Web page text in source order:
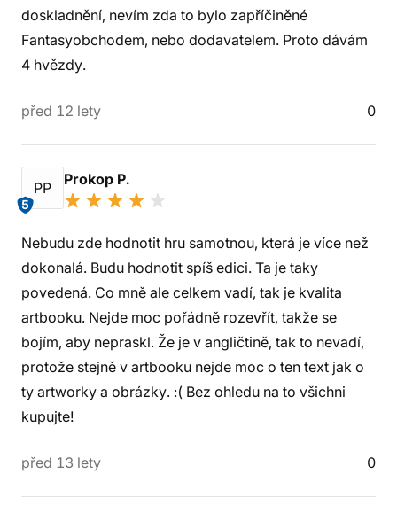
doskladnění, nevím zda to bylo zapříčiněné
Fantasyobchodem, nebo dodavatelem. Proto dávám
4 hvězdy.
před 12 lety 0
PP
5
Prokop P.
Nebudu zde hodnotit hru samotnou, která je více než
dokonalá. Budu hodnotit spíš edici. Ta je taky
povedená. Co mně ale celkem vadí, tak je kvalita
artbooku. Nejde moc pořádně rozevřít, takže se
bojím, aby nepraskl. Že je v angličtině, tak to nevadí,
protože stejně v artbooku nejde moc o ten text jak o
ty artworky a obrázky. :( Bez ohledu na to všichni
kupujte!
před 13 lety 0